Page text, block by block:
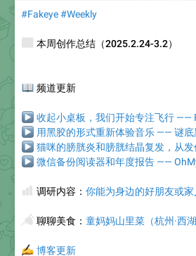
#Fakeye#Weekly
本周创作总结（2025.2.24-3.2）
频道更新
收起小桌板，我们开始专注飞行 ——
用黑胶的形式重新体验音乐 —— 谜底
猫咪的膀胱炎和膀胱结晶复发，从
微信备份阅读器和年度报告 ——
调研内容： 你能为身边的好朋友或
聊聊美食 ： 童妈妈山里菜（杭州·西湖
博客更新